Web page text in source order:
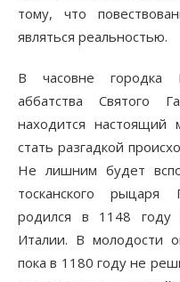
тому, что
являться реальностью.
В часовне городка
аббатства Святого
находится
стать разгадкой
Не лишним будет
тосканского рыцаря
родился в 1148 году
Италии. В молодости
пока в 1180 году не